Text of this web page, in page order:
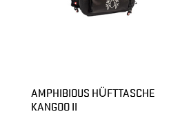
AMPHIBIOUS HÜFTTASCHE
KANGOO II